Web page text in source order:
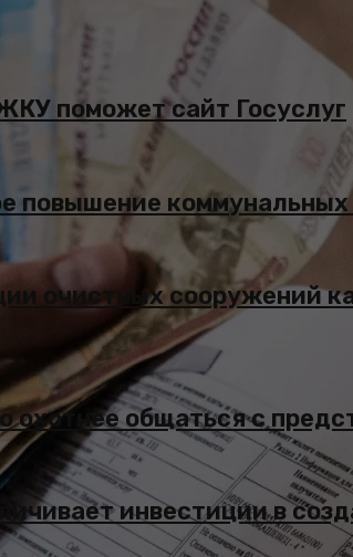
поможет сайт Госуслуг
повышение
очистных сооружений
общаться с
инвестиции в